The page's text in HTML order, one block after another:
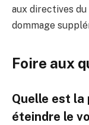
aux directives
dommage
Foire aux
Quelle est la
éteindre le